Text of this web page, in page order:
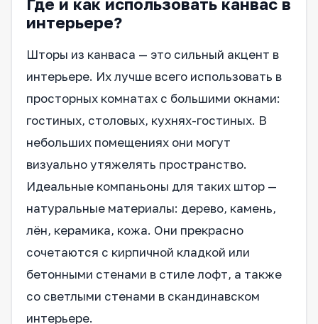
Где и как использовать канвас в
интерьере?
Шторы из канваса — это сильный акцент в
интерьере. Их лучше всего использовать в
просторных комнатах с большими окнами:
гостиных, столовых, кухнях-гостиных. В
небольших помещениях они могут
визуально утяжелять пространство.
Идеальные компаньоны для таких штор —
натуральные материалы: дерево, камень,
лён, керамика, кожа. Они прекрасно
сочетаются с кирпичной кладкой или
бетонными стенами в стиле лофт, а также
со светлыми стенами в скандинавском
интерьере.